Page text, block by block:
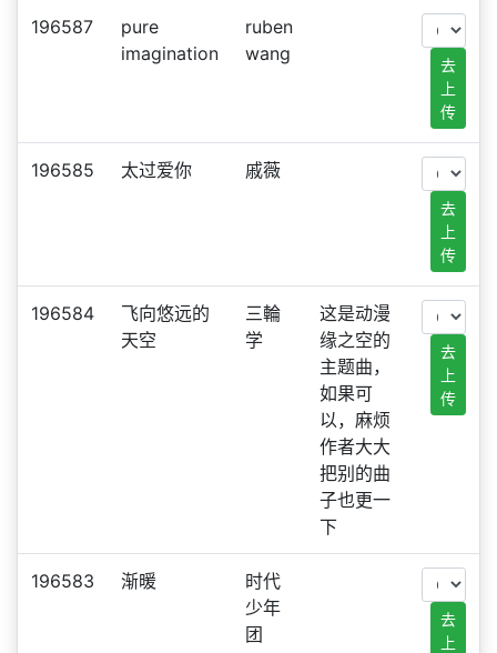
196587
pure
imagination
ruben
wang
去
上
传
196585 太过爱你 戚薇
去
上
传
196584
飞向悠远的
天空
三輪
学
这是动漫
缘之空的
主题曲，
如果可
以，麻烦
作者大大
把别的曲
子也更一
下
去
上
传
196583 渐暖
时代
少年
团
去
上